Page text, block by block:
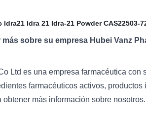
más sobre su empresa Hubei Vanz
Ltd es una empresa farmacéutica
farmacéuticos activos,
más información sobre nosotros.